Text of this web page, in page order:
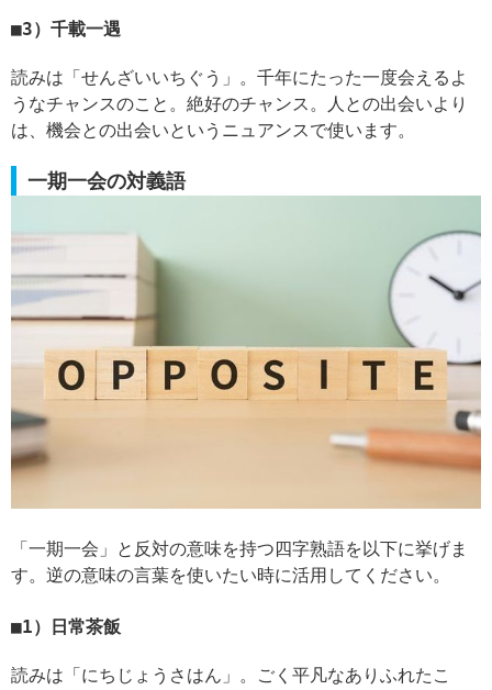
3）千載一遇
読みは「せんざいいちぐう」。千年にたった一度会えるよ
うなチャンスのこと。絶好のチャンス。人との出会いより
は、機会との出会いというニュアンスで使います。
一期一会の対義語
「一期一会」と反対の意味を持つ四字熟語を以下に挙げま
す。逆の意味の言葉を使いたい時に活用してください。
1）日常茶飯
読みは「にちじょうさはん」。ごく平凡なありふれたこ